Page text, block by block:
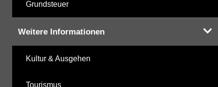
Grundsteuer
Weitere Informationen
Kultur & Ausgehen
Tourismus